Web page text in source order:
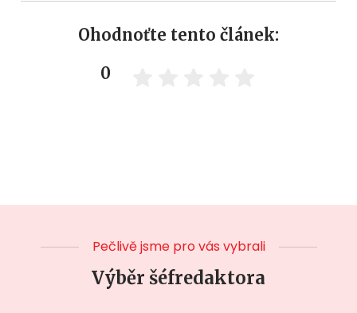
Ohodnoťte tento článek:
0
Pečlivě jsme pro vás vybrali
Výběr šéfredaktora